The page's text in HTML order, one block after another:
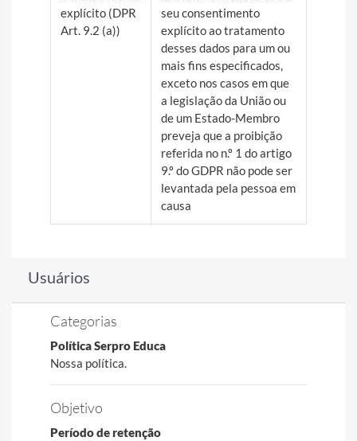
explícito (DPR
Art. 9.2 (a))
seu consentimento
explícito ao tratamento
desses dados para um ou
mais fins especificados,
exceto nos casos em que
a legislação da União ou
de um Estado-Membro
preveja que a proibição
referida no n.º 1 do artigo
9.º do GDPR não pode ser
levantada pela pessoa em
causa
Usuários
Categorias
Política Serpro Educa
Nossa política.
Objetivo
Período de retenção